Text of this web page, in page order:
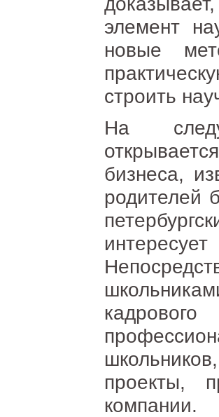
элемент
новые
строить
На
бизнеса,
родителей
проекты,
компании.